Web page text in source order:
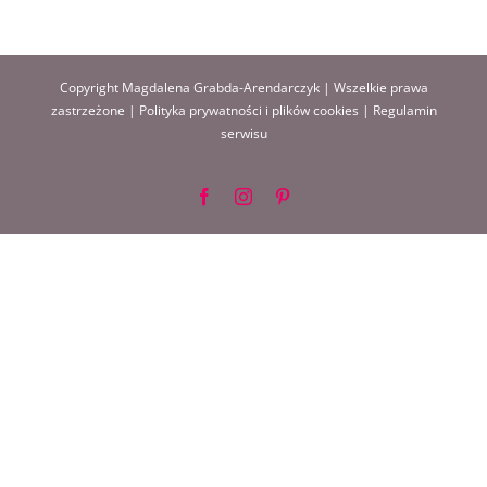
Copyright Magdalena Grabda-Arendarczyk | Wszelkie prawa
zastrzeżone | Polityka prywatności i plików cookies | Regulamin
serwisu
FacebookInstagram